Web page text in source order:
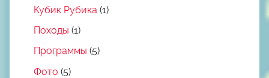
Кубик Рубика (1)
Походы (1)
Программы (5)
Фото (5)